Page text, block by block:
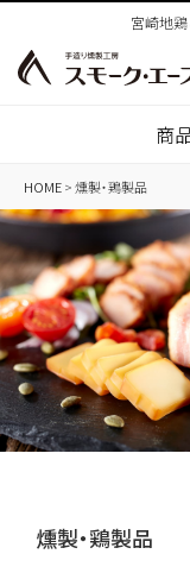
宮崎地鶏
商
HOME 燻製・鶏製品
燻製・鶏製品